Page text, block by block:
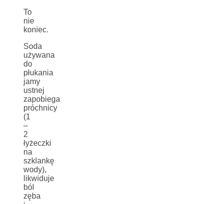
To
nie
koniec.
Soda
używana
do
płukania
jamy
ustnej
zapobiega
próchnicy
(1
–
2
łyżeczki
na
szklankę
wody),
likwiduje
ból
zęba